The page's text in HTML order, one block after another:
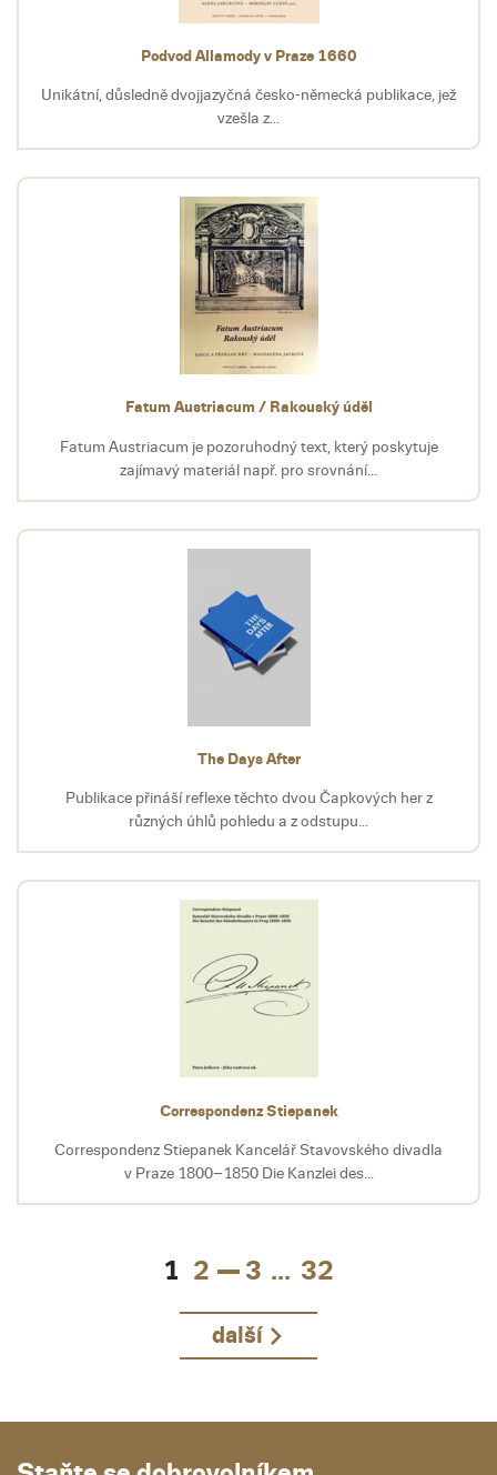
Podvod Allamody v Praze 1660
Unikátní, důsledně dvojjazyčná česko-německá publikace, jež
vzešla z...
Fatum Austriacum / Rakouský úděl
Fatum Austriacum je pozoruhodný text, který poskytuje
zajímavý materiál např. pro srovnání...
The Days After
Publikace přináší reflexe těchto dvou Čapkových her z
různých úhlů pohledu a z odstupu...
Correspondenz Stiepanek
Correspondenz Stiepanek Kancelář Stavovského divadla
v Praze 1800–1850 Die Kanzlei des...
1 2 3 ... 32
další